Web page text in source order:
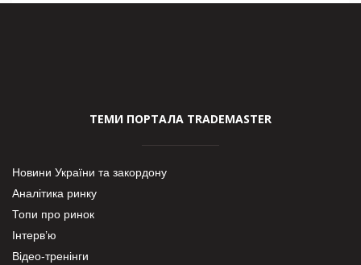
ТЕМИ ПОРТАЛА TRADEMASTER
Новини України та закордону
Аналітика ринку
Топи про ринок
Інтерв’ю
Відео-тренінги